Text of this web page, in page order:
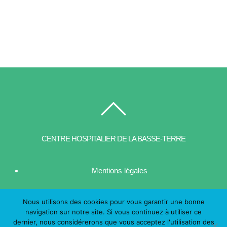
CENTRE HOSPITALIER DE LA BASSE-TERRE
Mentions légales
© CHBT 2016
Nous utilisons des cookies pour vous garantir une bonne
navigation sur notre site. Si vous continuez à utiliser ce
dernier, nous considérerons que vous acceptez l'utilisation des